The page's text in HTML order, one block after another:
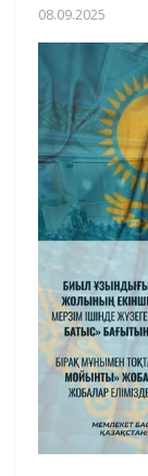
08.09.2025